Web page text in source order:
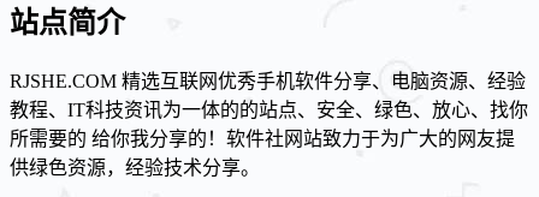
站点简介
RJSHE.COM 精选互联网优秀手机软件分享、电脑资源、经验
教程、IT科技资讯为一体的的站点、安全、绿色、放心、找你
所需要的 给你我分享的！软件社网站致力于为广大的网友提
供绿色资源，经验技术分享。